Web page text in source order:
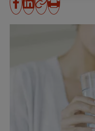
partager
sur
partager
sur
Copier
l'URL
Imprimer